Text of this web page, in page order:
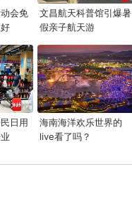
会免
文昌航天科普馆引爆暑
假亲子航天游
日用
海南海洋欢乐世界的
live看了吗？